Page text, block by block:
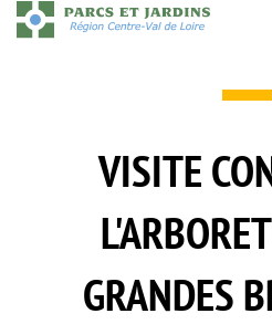
Aller
au
VISITE
GRANDES